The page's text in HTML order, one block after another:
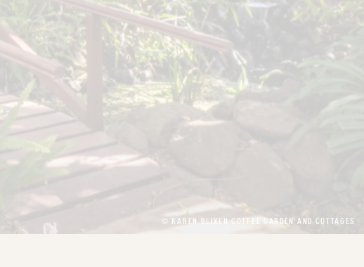
© KAREN BLIXEN COFFEE GARDEN AND COTTAGES